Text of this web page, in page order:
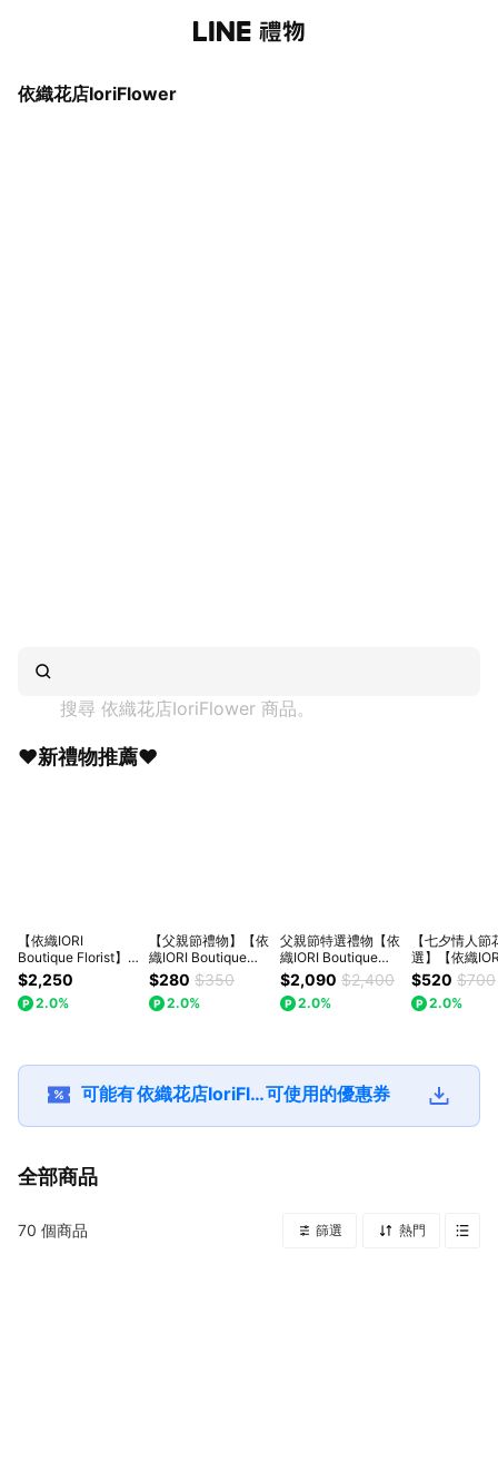
依織花店IoriFlower
搜尋 依織花店IoriFlower 商品。
❤️新禮物推薦❤️
【依織IORI
Boutique Florist】
【七夕情人節】芭蕾
圓舞曲鈔票花束 告
白 情人節 周年紀念
$2,250
2.0%
【父親節禮物】【依
織IORI Boutique
Florist】天然押花禮
籃 (手機支架/卡夾/
名片夾/浮游花筆) 薰
$280 $350
2.0%
父親節特選禮物【依
織IORI Boutique
Florist】~滿滿健康
蔬菜花束
$2,090 $2,400
2.0%
【七夕情人節
選】【依織
Boutique
玫瑰我愛你乾
花束-全台配送
$520 $700
2.0%
可能有 依織花店IoriFlower可使用的優惠券
全部商品
70 個商品 篩選 熱門